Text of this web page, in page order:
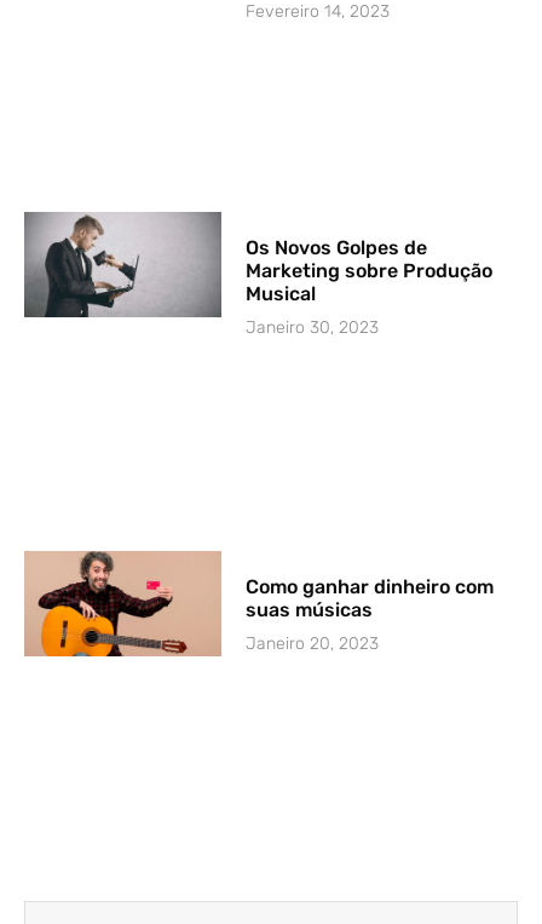
Fevereiro 14, 2023
Os Novos Golpes de
Marketing sobre Produção
Musical
Janeiro 30, 2023
Como ganhar dinheiro com
suas músicas
Janeiro 20, 2023